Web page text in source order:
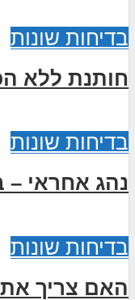
בדיחות שונות
חותנת ללא
בדיחות שונות
נהג אחראי –
בדיחות שונות
האם צריך